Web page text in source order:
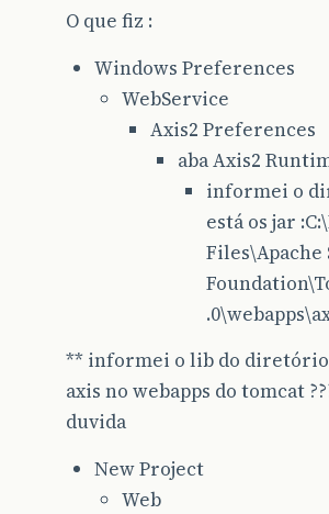
O que fiz :
Windows Preferences
WebService
Axis2 Preferences
aba Axis2
informei o
está os jar
Files\Apache
** informei o lib do diretório
axis no webapps do tomcat
duvida
New Project
Web